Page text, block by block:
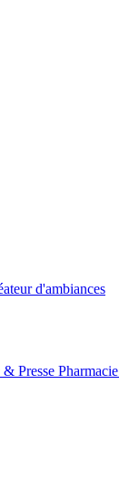
d'ambiances
& Presse Pharmacie